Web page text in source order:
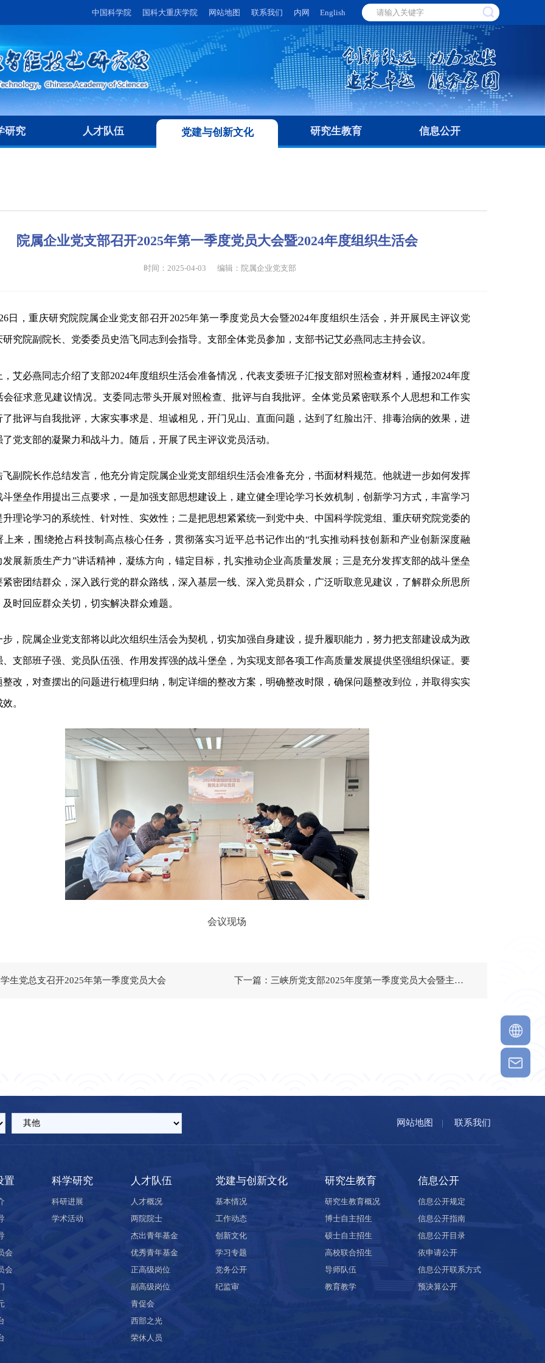
中国科学院 国科大重庆学院 网站地图 联系我们 内网 English
研究 人才队伍 党建与创新文化 研究生教育 信息公开
院属企业党支部召开2025年第一季度党员大会暨2024年度组织生活会
时间：2025-04-03 编辑： 院属企业党支部
日，重庆研究院院属企业党支部召开2025年第一季度党员大会暨2024年度组织生活会，并开展民主评议党
研究院副院长、党委委员史浩飞同志到会指导。支部全体党员参加，支部书记艾必燕同志主持会议。
，艾必燕同志介绍了支部2024年度组织生活会准备情况，代表支委班子汇报支部对照检查材料，通报2024年度
会征求意见建议情况。支委同志带头开展对照检查、批评与自我批评。全体党员紧密联系个人思想和工作实
了批评与自我批评，大家实事求是、坦诚相见，开门见山、直面问题，达到了红脸出汗、排毒治病的效果，进
党支部的凝聚力和战斗力。随后，开展了民主评议党员活动。
飞副院长作总结发言，他充分肯定院属企业党支部组织生活会准备充分，书面材料规范。他就进一步如何发挥
斗堡垒作用提出三点要求，一是加强支部思想建设上，建立健全理论学习长效机制，创新学习方式，丰富学习
升理论学习的系统性、针对性、实效性；二是把思想紧紧统一到党中央、中国科学院党组、重庆研究院党委的
上来，围绕抢占科技制高点核心任务，贯彻落实习近平总书记作出的“扎实推动科技创新和产业创新深度融
发展新质生产力”讲话精神，凝练方向，锚定目标，扎实推动企业高质量发展；三是充分发挥支部的战斗堡垒
密团结群众，深入践行党的群众路线， 深入基层一线、深入党员群众，广泛听取意见建议，了解群众所思所
时回应群众关切，切实解决群众难题。
步，院属企业党支部将以此次组织生活会为契机，切实加强自身建设，提升履职能力，努力把支部建设成为政
、支部班子强、党员队伍强、作用发挥强的战斗堡垒，为实现支部各项工作高质量发展提供坚强组织保证。要
整改，对查摆出的问题进行梳理归纳，制定详细的整改方案，明确整改时限，确保问题整改到位，并取得实实
。
会议现场
生党总支召开2025年第一季度党员大会 下一篇：三峡所党支部2025年度第一季度党员大会暨主题党日
网站地图 | 联系我们
置
会
会
科学研究
科研进展
学术活动
人才队伍
人才概况
两院院士
杰出青年基金
优秀青年基金
正高级岗位
副高级岗位
青促会
西部之光
荣休人员
党建与创新文化
基本情况
工作动态
创新文化
学习专题
党务公开
纪监审
研究生教育
研究生教育概况
博士自主招生
硕士自主招生
高校联合招生
导师队伍
教育教学
信息公开
信息公开规定
信息公开指南
信息公开目录
依申请公开
信息公开联系方式
预决算公开